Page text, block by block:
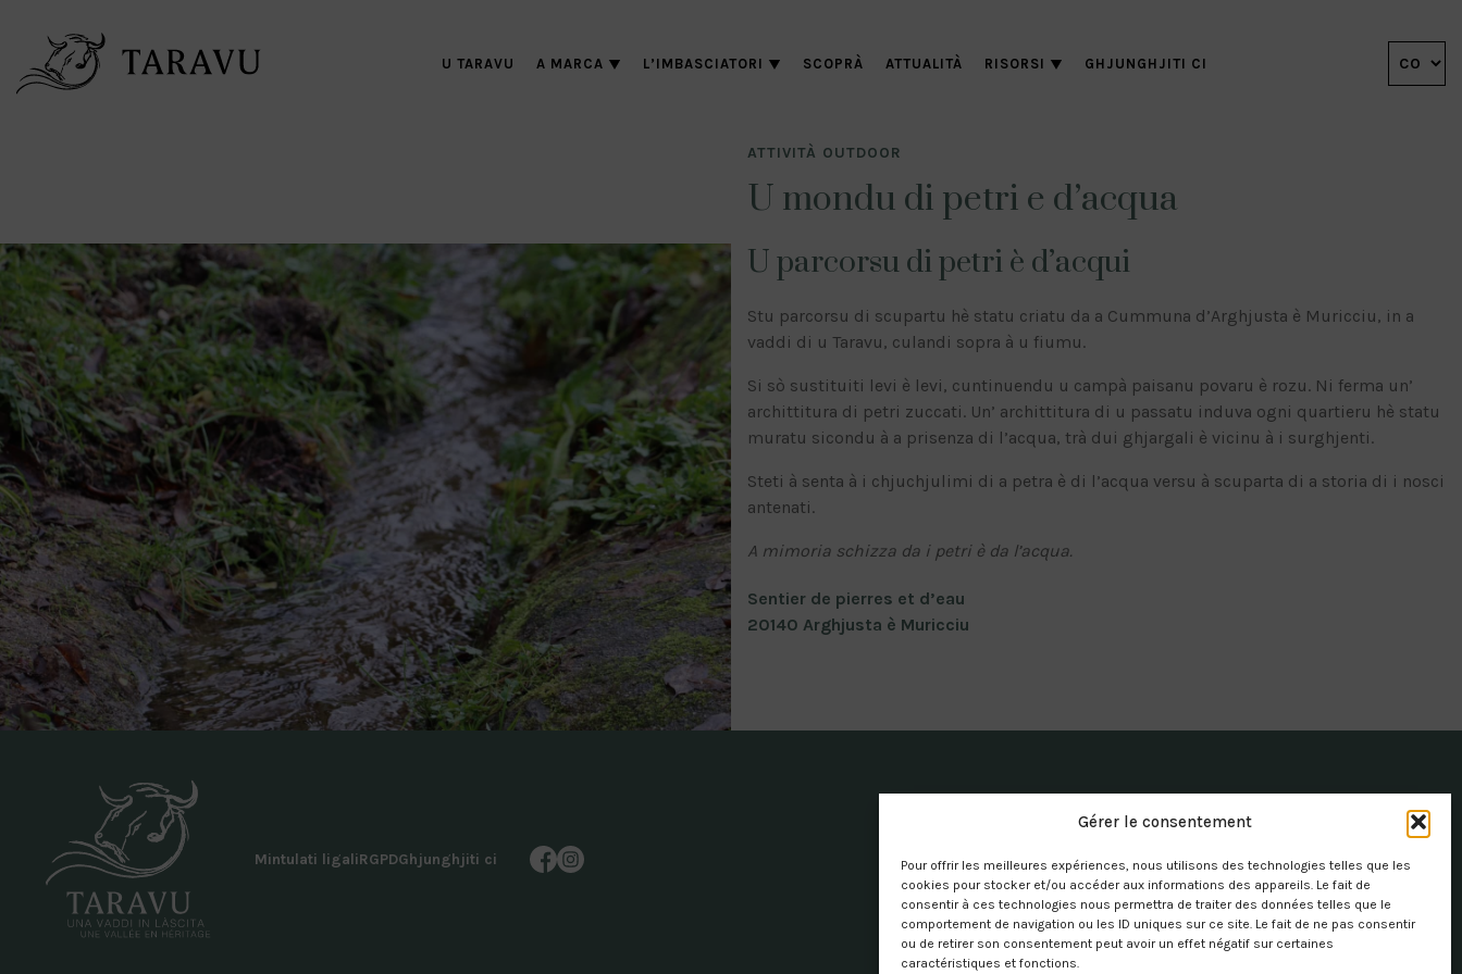
Gérer le consentement
Pour offrir les meilleures expériences, nous utilisons des technologies telles que les
cookies pour stocker et/ou accéder aux informations des appareils. Le fait de
consentir à ces technologies nous permettra de traiter des données telles que le
comportement de navigation ou les ID uniques sur ce site. Le fait de ne pas consentir
ou de retirer son consentement peut avoir un effet négatif sur certaines
caractéristiques et fonctions.
U TARAVU A MARCA L’IMBASCIATORI SCOPRÀ ATTUALITÀ RISORSI GHJUNGHJITI CI
ATTIVITÀ OUTDOOR
U mondu di petri e d’acqua
U parcorsu di petri è d’acqui
Stu parcorsu di scupartu hè statu criatu da a Cummuna d’Arghjusta è Muricciu, in a
vaddi di u Taravu, culandi sopra à u fiumu.
Si sò sustituiti levi è levi, cuntinuendu u campà paisanu povaru è rozu. Ni ferma un’
archittitura di petri zuccati. Un’ archittitura di u passatu induva ogni quartieru hè statu
muratu sicondu à a prisenza di l’acqua, trà dui ghjargali è vicinu à i surghjenti.
Steti à senta à i chjuchjulimi di a petra è di l’acqua versu à scuparta di a storia di i nosci
antenati.
A mimoria schizza da i petri è da l’acqua.
Sentier de pierres et d’eau
20140 Arghjusta è Muricciu
Mintulati ligaliRGPDGhjunghjiti ci